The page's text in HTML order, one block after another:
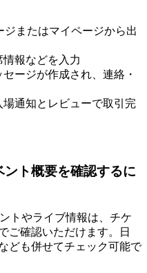
またはマイページから出
報などを入力
ージが作成され、連絡・
通知とレビューで取引完
ト概要を確認するに
トやライブ情報は、チケ
ご確認いただけます。日
ども併せてチェック可能で